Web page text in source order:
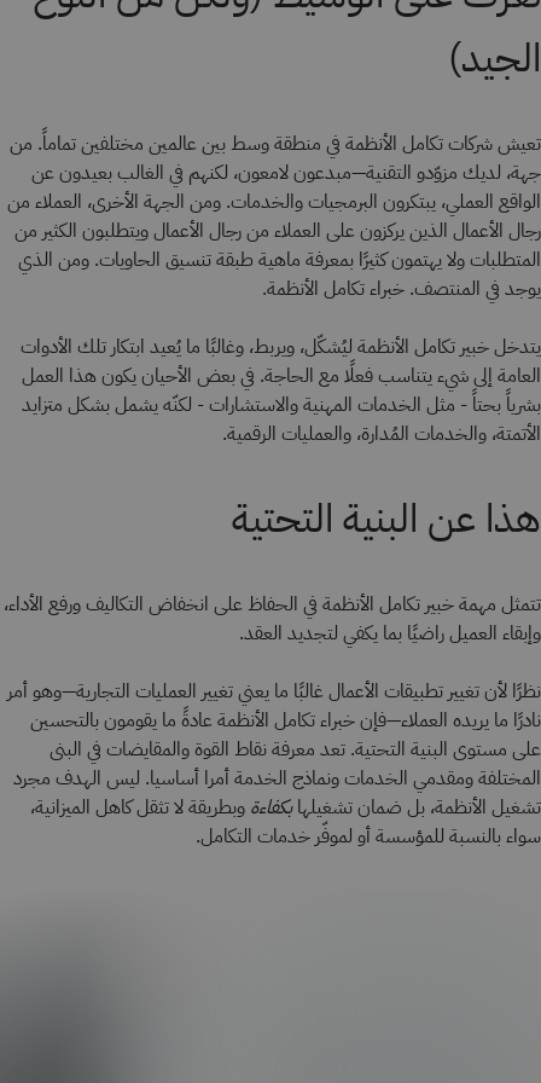
الجيد)
تعيش شركات تكامل الأنظمة في منطقة وسط بين عالمين مختلفين تماماً. من
جهة، لديك مزوّدو التقنية—مبدعون لامعون، لكنهم في الغالب بعيدون عن
الواقع العملي، يبتكرون البرمجيات والخدمات. ومن الجهة الأخرى، العملاء من
رجال الأعمال الذين يركزون على العملاء من رجال الأعمال ويتطلبون الكثير من
المتطلبات ولا يهتمون كثيرًا بمعرفة ماهية طبقة تنسيق الحاويات. ومن الذي
يوجد في المنتصف. خبراء تكامل الأنظمة.
يتدخل خبير تكامل الأنظمة ليُشكّل، ويربط، وغالبًا ما يُعيد ابتكار تلك الأدوات
العامة إلى شيء يتناسب فعلًا مع الحاجة. في بعض الأحيان يكون هذا العمل
بشرياً بحتاً - مثل الخدمات المهنية والاستشارات - لكنّه يشمل بشكل متزايد
الأتمتة، والخدمات المُدارة، والعمليات الرقمية.
هذا عن البنية التحتية
تتمثل مهمة خبير تكامل الأنظمة في الحفاظ على انخفاض التكاليف ورفع الأداء،
وإبقاء العميل راضيًا بما يكفي لتجديد العقد.
نظرًا لأن تغيير تطبيقات الأعمال غالبًا ما يعني تغيير العمليات التجارية—وهو أمر
نادرًا ما يريده العملاء—فإن خبراء تكامل الأنظمة عادةً ما يقومون بالتحسين
على مستوى البنية التحتية. تعد معرفة نقاط القوة والمقايضات في البنى
المختلفة ومقدمي الخدمات ونماذج الخدمة أمرا أساسيا. ليس الهدف مجرد
تشغيل الأنظمة، بل ضمان تشغيلهابكفاءة وبطريقة لا تثقل كاهل الميزانية،
سواء بالنسبة للمؤسسة أو لموفّر خدمات التكامل.